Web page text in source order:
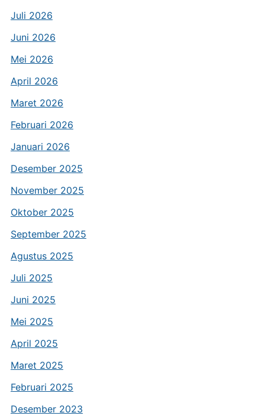
Juli 2026
Juni 2026
Mei 2026
April 2026
Maret 2026
Februari 2026
Januari 2026
Desember 2025
November 2025
Oktober 2025
September 2025
Agustus 2025
Juli 2025
Juni 2025
Mei 2025
April 2025
Maret 2025
Februari 2025
Desember 2023